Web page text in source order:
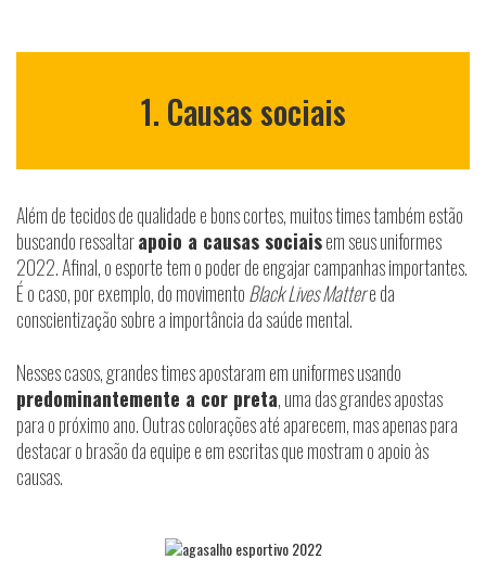
1. Causas sociais
Além de tecidos de qualidade e bons cortes, muitos times também estão
buscando ressaltarapoio a causas sociaisem seus uniformes
2022. Afinal, o esporte tem o poder de engajar campanhas importantes.
É o caso, por exemplo, do movimentoBlack Lives Mattere da
conscientização sobre a importância da saúde mental.
Nesses casos, grandes times apostaram em uniformes usando
predominantemente a cor preta, uma das grandes apostas
para o próximo ano. Outras colorações até aparecem, mas apenas para
destacar o brasão da equipe e em escritas que mostram o apoio às
causas.